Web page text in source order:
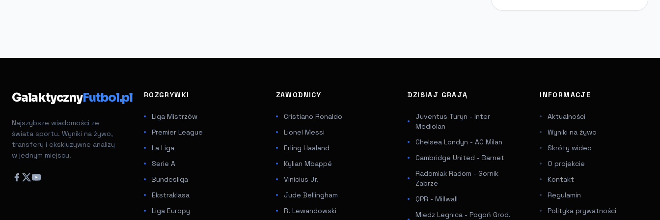
GalaktycznyFutbol.pl
Najszybsze wiadomości ze
świata sportu. Wyniki na żywo,
transfery i ekskluzywne analizy
w jednym miejscu.
ROZGRYWKI
Liga Mistrzów
Premier League
La Liga
Serie A
Bundesliga
Ekstraklasa
Liga Europy
ZAWODNICY
Cristiano Ronaldo
Lionel Messi
Erling Haaland
Kylian Mbappé
Vinicius Jr.
Jude Bellingham
R. Lewandowski
DZISIAJ GRAJĄ
Juventus Turyn - Inter
Mediolan
Chelsea Londyn - AC Milan
Cambridge United - Barnet
Radomiak Radom - Gornik
Zabrze
QPR - Millwall
Miedz Legnica - Pogoń Grod.
INFORMACJE
Aktualności
Wyniki na żywo
Skróty wideo
O projekcie
Kontakt
Regulamin
Polityka prywatności